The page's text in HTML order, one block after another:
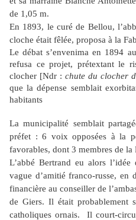
de 1,05 m.
En 1893, le curé de Bellou,
cloche était fêlée, proposa à la
Le débat s’envenima en 1894
refusa ce projet, prétextant le
clocher [Ndr : chute du clocher
que la dépense semblait
habitants
La municipalité semblait
préfet : 6 voix opposées à la
favorables, dont 3 membres de la
L’abbé Bertrand eu alors
vague d’amitié franco-russe, en
financière au conseiller de
de Giers. Il était probablement
catholiques ornais. Il court-